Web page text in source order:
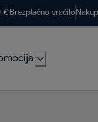
€ Brezplačno vračilo